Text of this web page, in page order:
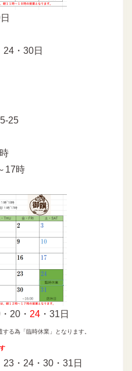
24・30日
25
時
20・ 24 ・31日
る為「臨時休業」となります。
23・24・30・31日